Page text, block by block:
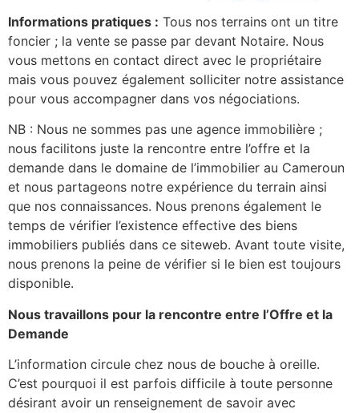
Informations pratiques : Tous nos terrains ont un titre
foncier ; la vente se passe par devant Notaire. Nous
vous mettons en contact direct avec le propriétaire
mais vous pouvez également solliciter notre assistance
pour vous accompagner dans vos négociations.
NB : Nous ne sommes pas une agence immobilière ;
nous facilitons juste la rencontre entre l’offre et la
demande dans le domaine de l’immobilier au Cameroun
et nous partageons notre expérience du terrain ainsi
que nos connaissances. Nous prenons également le
temps de vérifier l’existence effective des biens
immobiliers publiés dans ce siteweb. Avant toute visite,
nous prenons la peine de vérifier si le bien est toujours
disponible.
Nous travaillons pour la rencontre entre l’Offre et la
Demande
L’information circule chez nous de bouche à oreille.
C’est pourquoi il est parfois difficile à toute personne
désirant avoir un renseignement de savoir avec